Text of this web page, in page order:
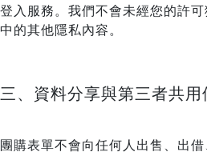
登入服務。我們不會未經您的許
中的其他隱私內容。
三、資料分享與第三者共
團購表單不會向任何人出售、出